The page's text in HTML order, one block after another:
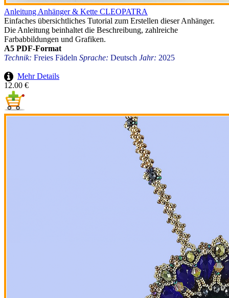
Anleitung Anhänger & Kette CLEOPATRA
Einfaches übersichtliches Tutorial zum Erstellen dieser Anhänger.
Die Anleitung beinhaltet die Beschreibung, zahlreiche
Farbabbildungen und Grafiken.
A5 PDF-Format
Technik: Freies Fädeln Sprache: Deutsch Jahr: 2025
Mehr Details
12.00 €